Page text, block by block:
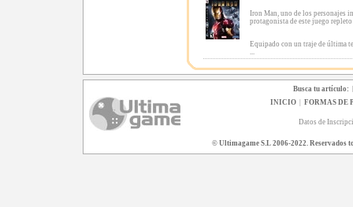
Iron Man, uno de los personajes
protagonista de este juego
Equipado con un traje de última
...
Busca tu artículo:
INICIO| FORMAS DE
Datos de
© Ultimagame S.L 2006-2022. Reservados